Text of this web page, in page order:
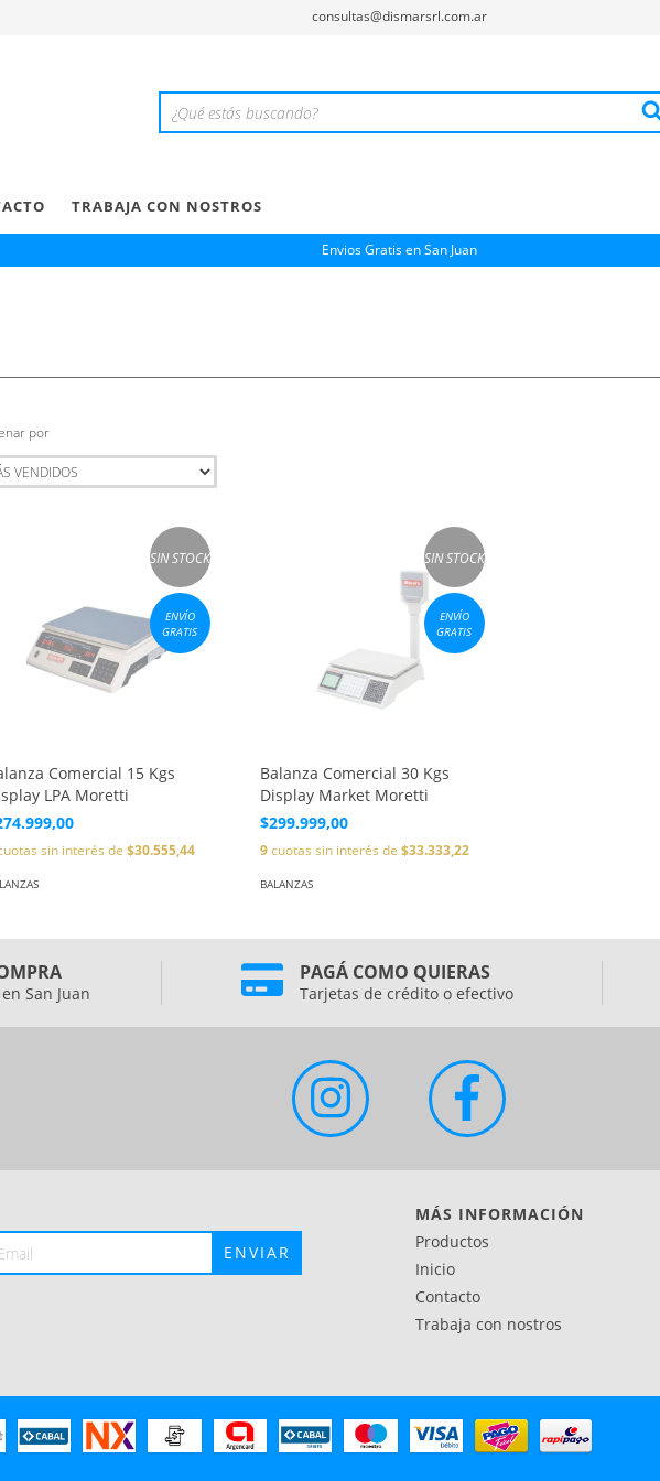
consultas@dismarsrl.com.ar
TRABAJA CON NOSTROS
Envios Gratis en San Juan
por
SIN STOCK
ENVÍO
GRATIS
Comercial 15 Kgs
LPA Moretti
sin interés de $30.555,44
SIN STOCK
ENVÍO
GRATIS
Balanza Comercial 30 Kgs
Display Market Moretti
$299.999,00
9cuotas sin interés de $33.333,22
BALANZAS
San Juan
PAGÁ COMO QUIERAS
Tarjetas de crédito o efectivo
MÁS INFORMACIÓN
Productos
Inicio
Contacto
Trabaja con nostros